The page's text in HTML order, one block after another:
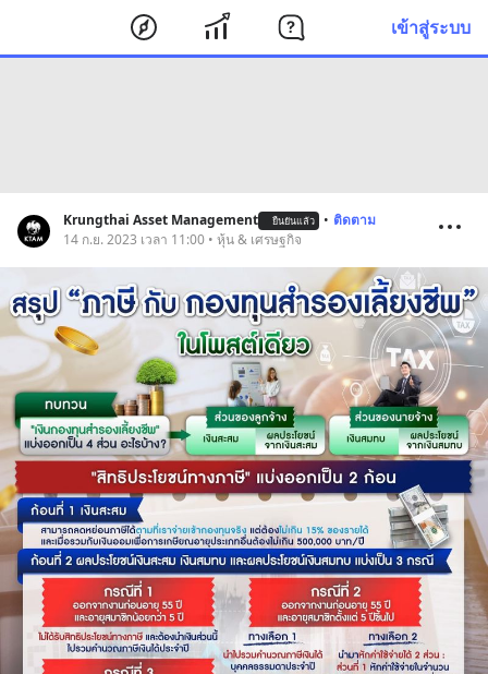
เข้าสู่ระบบ
Krungthai Asset Management ยืนยันแล้ว • ติดตาม
14 ก.ย. 2023 เวลา 11:00 • หุ้น & เศรษฐกิจ